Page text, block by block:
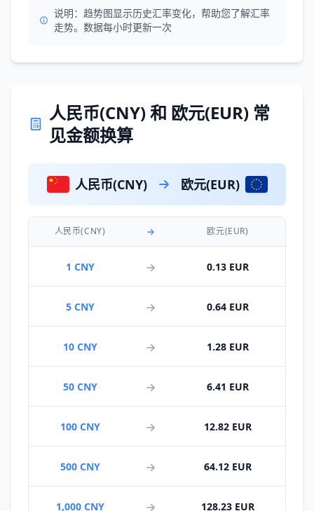
说明：趋势图显示历史汇率变化，帮助您了解汇率
走势。数据每小时更新一次
人民币(CNY) 和 欧元(EUR) 常
见金额换算
人民币(CNY) 欧元(EUR)
人民币(CNY) 欧元(EUR)
1 CNY 0.13 EUR
5 CNY 0.64 EUR
10 CNY 1.28 EUR
50 CNY 6.41 EUR
100 CNY 12.82 EUR
500 CNY 64.12 EUR
1,000 CNY 128.23 EUR